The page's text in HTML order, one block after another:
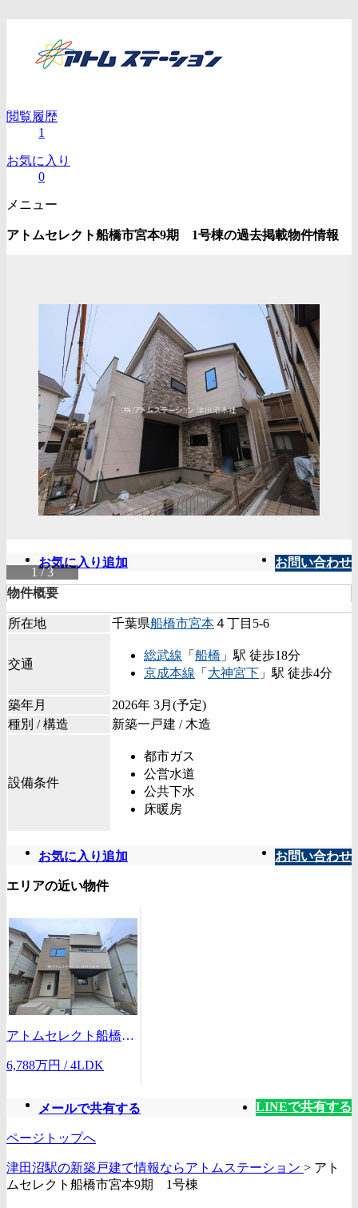
閲覧履歴
1
お気に入り
0
メニュー
アトムセレクト船橋市宮本9期 1号棟の過去掲載物件情報
1 / 3
お気に入り追加 お問い合わせ
物件概要
所在地 千葉県船橋市宮本４丁目5-6
交通
総武線 「 船橋 」駅 徒歩18分
京成本線 「 大神宮下 」駅 徒歩4分
築年月
2026年 3月(予定)
種別 / 構造
新築一戸建 / 木造
設備条件
都市ガス
公営水道
公共下水
床暖房
お気に入り追加 お問い合わせ
エリアの近い物件
アトムセレクト船橋市浜町２期１号棟
6,788万円 / 4LDK
メールで共有する LINEで共有する
ページトップへ
津田沼駅の新築戸建て情報ならアトムステーション > アト
ムセレクト船橋市宮本9期 1号棟